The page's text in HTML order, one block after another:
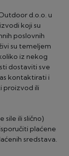
d.o.o. u
koji su
poslovnih
su temeljem
iz nekog
dostaviti sve
kontaktirati i
proizvod ili
sile ili slično)
plaćene
sredstava.